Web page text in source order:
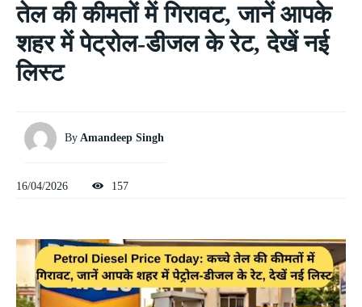
तेल की कीमतों में गिरावट, जानें आपके
शहर में पेट्रोल-डीजल के रेट, देखें नई
लिस्ट
By Amandeep Singh
16/04/2026 157